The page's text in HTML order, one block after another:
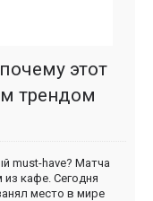
этот
трендом
must-have? Матча
кафе. Сегодня
место в мире